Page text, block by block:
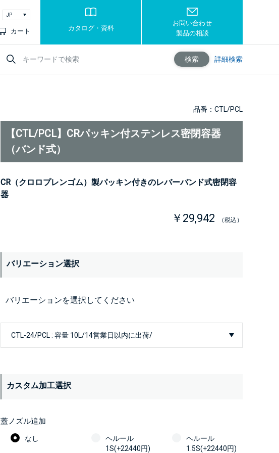
カート カタログ・資料
お問い合わせ
製品の相談
検索 詳細検索
品番：CTL/PCL
【CTL/PCL】CRパッキン付ステンレス密閉容器
（バンド式）
CR（クロロプレンゴム）製パッキン付きのレバーバンド式密閉容
器
￥29,942 （税込）
バリエーション選択
バリエーションを選択してください
カスタム加工選択
蓋ノズル追加
なし
ヘルール
1S(+22440円)
ヘルール
1.5S(+22440円)